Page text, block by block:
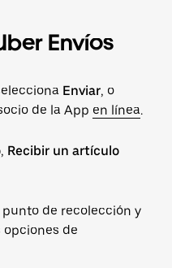
Envíos
Enviar, o
de la App en línea.
, Recibir un artículo
de recolección y
opciones de